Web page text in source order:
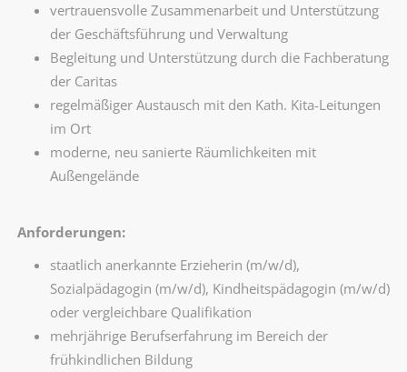
vertrauensvolle Zusammenarbeit und Unterstützung
der Geschäftsführung und Verwaltung
Begleitung und Unterstützung durch die Fachberatung
der Caritas
regelmäßiger Austausch mit den Kath. Kita-Leitungen
im Ort
moderne, neu sanierte Räumlichkeiten mit
Außengelände
Anforderungen:
staatlich anerkannte Erzieherin (m/w/d),
Sozialpädagogin (m/w/d), Kindheitspädagogin (m/w/d)
oder vergleichbare Qualifikation
mehrjährige Berufserfahrung im Bereich der
frühkindlichen Bildung